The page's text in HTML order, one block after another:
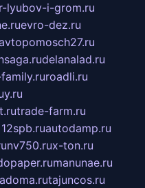
lyubov-i-grom.ru
evro-dez.ru
delanalad.ru
roadli.ru
trade-farm.ru
autodamp.ru
nv750.rux-ton.ru
manunae.ru
tajuncos.ru